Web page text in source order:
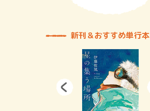
新刊＆おすすめ単行本